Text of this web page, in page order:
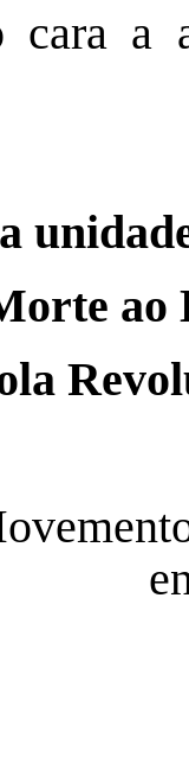
cara a
ao